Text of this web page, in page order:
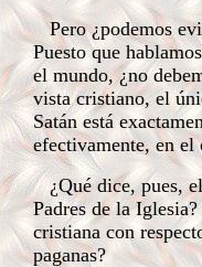
Pero ¿podemos
Puesto que
el mundo, ¿no
vista cristiano, el
Satán está
efectivamente, en el
¿Qué dice, pues, el
Padres de la
cristiana con
paganas?